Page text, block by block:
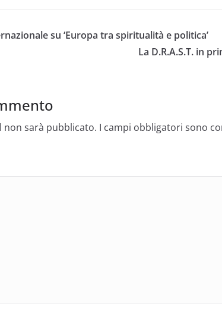
su ‘Europa tra spiritualità e politica’
La D.R.A.S.T. in
non sarà pubblicato. I campi obbligatori sono